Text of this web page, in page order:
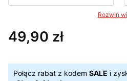
Rozwiń
Cena
49,90 zł
Połącz rabat z kodem SALE i